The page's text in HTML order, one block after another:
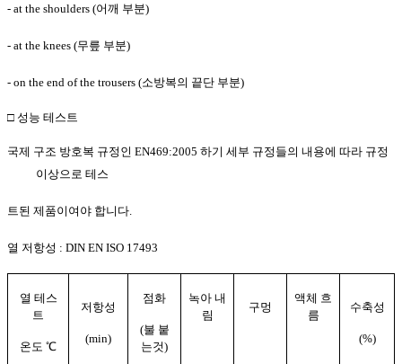
- at the shoulders (어깨 부분)
- at the knees (무릎 부분)
- on the end of the trousers (소방복의 끝단 부분)
□ 성능 테스트
국제 구조 방호복 규정인 EN469:2005 하기 세부 규정들의 내용에 따라 규정
이상으로 테스
트된 제품이여야 합니다
열 저항성 : DIN EN ISO 17493
열 테스
트
온도 ℃
저항성
(min)
점화
(불 붙
는것)
녹아 내
림
구멍
액체 흐
름
수축성
(%)